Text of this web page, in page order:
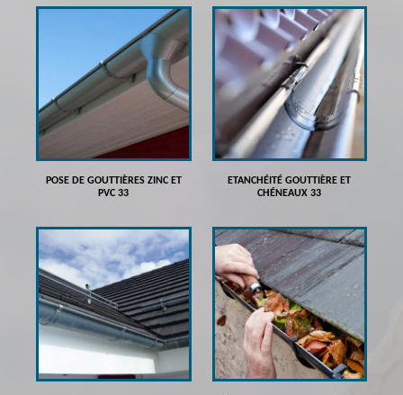
POSE DE GOUTTIÈRES ZINC ET
PVC 33
ETANCHÉITÉ GOUTTIÈRE ET
CHÉNEAUX 33